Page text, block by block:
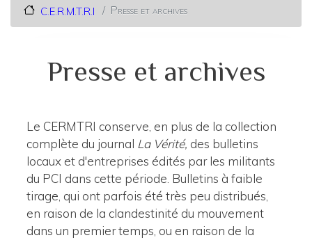
C.E.R.M.T.R.I Presse et archives
Presse et archives
Le CERMTRI conserve, en plus de la collection
complète du journal La Vérité, des bulletins
locaux et d'entreprises édités par les militants
du PCI dans cette période. Bulletins à faible
tirage, qui ont parfois été très peu distribués,
en raison de la clandestinité du mouvement
dans un premier temps, ou en raison de la